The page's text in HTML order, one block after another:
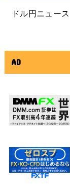
ドル円ニュース
AD